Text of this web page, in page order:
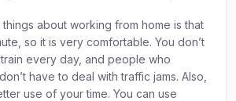
about working from home is that
so it is very comfortable. You don’t
every day, and people who
have to deal with traffic jams. Also,
use of your time. You can use